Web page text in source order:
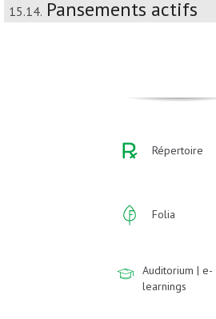
15.14. Pansements actifs
Répertoire
Folia
Auditorium | e-
learnings